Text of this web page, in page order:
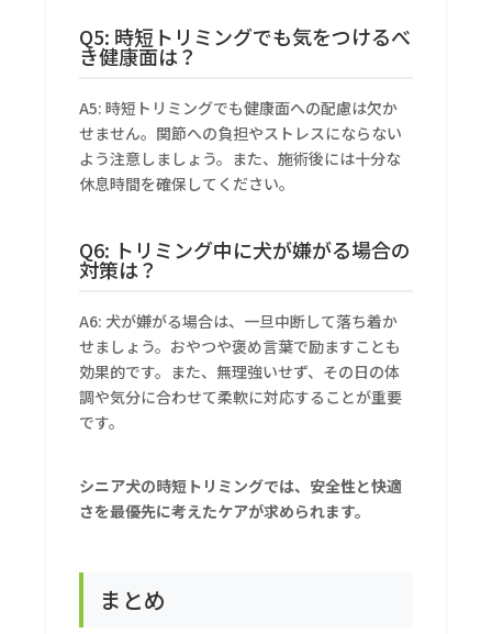
Q5: 時短トリミングでも気をつけるべ
き健康面は？
A5: 時短トリミングでも健康面への配慮は欠か
せません。関節への負担やストレスにならない
よう注意しましょう。また、施術後には十分な
休息時間を確保してください。
Q6: トリミング中に犬が嫌がる場合の
対策は？
A6: 犬が嫌がる場合は、一旦中断して落ち着か
せましょう。おやつや褒め言葉で励ますことも
効果的です。また、無理強いせず、その日の体
調や気分に合わせて柔軟に対応することが重要
です。
シニア犬の時短トリミングでは、安全性と快適
さを最優先に考えたケアが求められます。
まとめ